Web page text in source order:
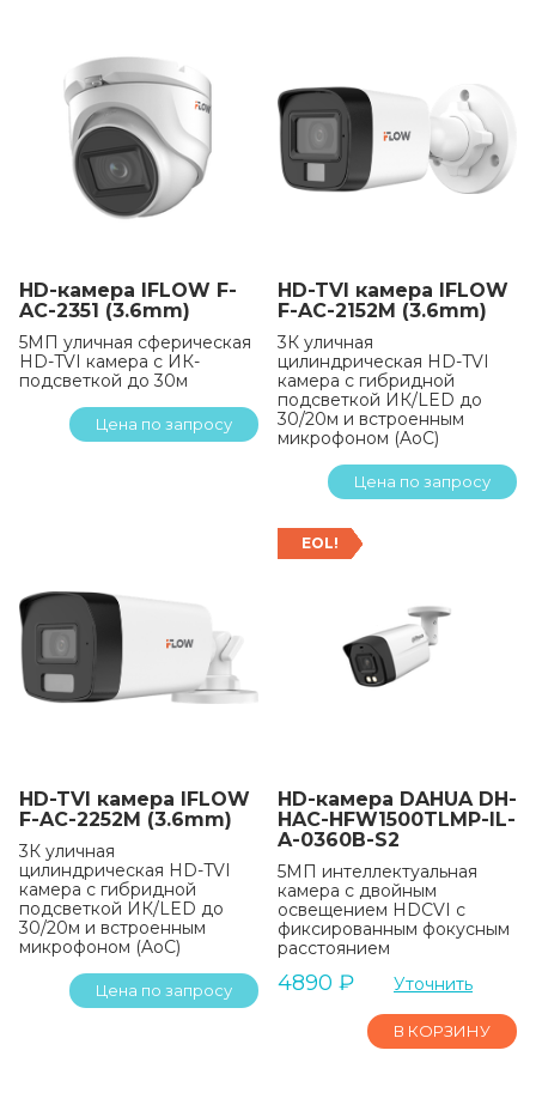
HD-камера IFLOW F-
AC-2351 (3.6mm)
5МП уличная сферическая
HD-TVI камера с ИК-
подсветкой до 30м
Цена по запросу
HD-TVI камера IFLOW
F-AC-2152M (3.6mm)
3К уличная
цилиндрическая HD-TVI
камера с гибридной
подсветкой ИК/LED до
30/20м и встроенным
микрофоном (AoC)
Цена по запросу
HD-TVI камера IFLOW
F-AC-2252M (3.6mm)
3К уличная
цилиндрическая HD-TVI
камера с гибридной
подсветкой ИК/LED до
30/20м и встроенным
микрофоном (AoC)
Цена по запросу
EOL!
HD-камера DAHUA DH-
HAC-HFW1500TLMP-IL-
A-0360B-S2
5МП интеллектуальная
камера с двойным
освещением HDCVI с
фиксированным фокусным
расстоянием
4890 ₽ Уточнить
В КОРЗИНУ